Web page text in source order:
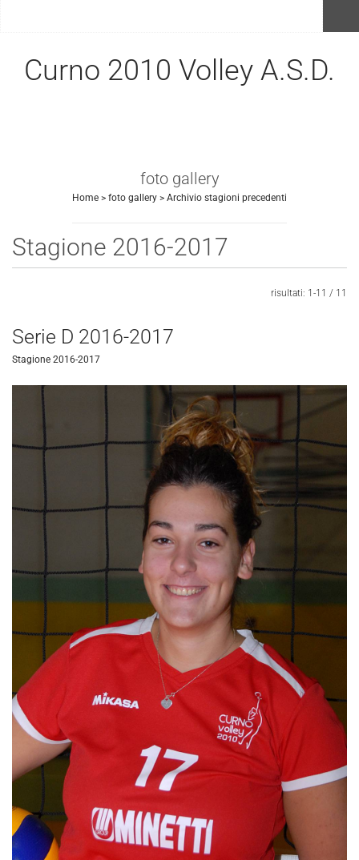
Curno 2010 Volley A.S.D.
foto gallery
Home > foto gallery > Archivio stagioni precedenti
Invia
Stagione 2016-2017
risultati: 1-11 / 11
Serie D 2016-2017
Stagione 2016-2017